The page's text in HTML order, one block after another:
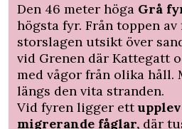
Den 46 meter höga Grå
högsta fyr. Från toppen
storslagen utsikt över
vid Grenen där Kattegatt
med vågor från olika håll.
längs den vita stranden.
Vid fyren ligger ett
migrerande fåglar, där